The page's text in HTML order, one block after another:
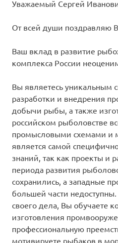
Уважаемый Сергей
От всей души поздравляю
Ваш вклад в развитие
комплекса России
Вы являетесь уникальным
разработки и внедрения
добычи рыбы, а также
российском рыболовстве
промысловыми схемами и
является самой
знаний, так как проекты и
периода развития
сохранились, а западные
большей части
своего дела, Вы обучаете
изготовления
профессиональную
мотивируете рыбаков в